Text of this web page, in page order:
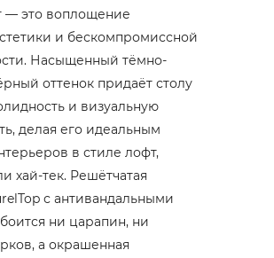
— это воплощение
и бескомпромиссной
Насыщенный тёмно-
оттенок придаёт столу
и визуальную
делая его идеальным
в стиле лофт,
хай-тек. Решётчатая
с антивандальными
ни царапин, ни
а окрашенная